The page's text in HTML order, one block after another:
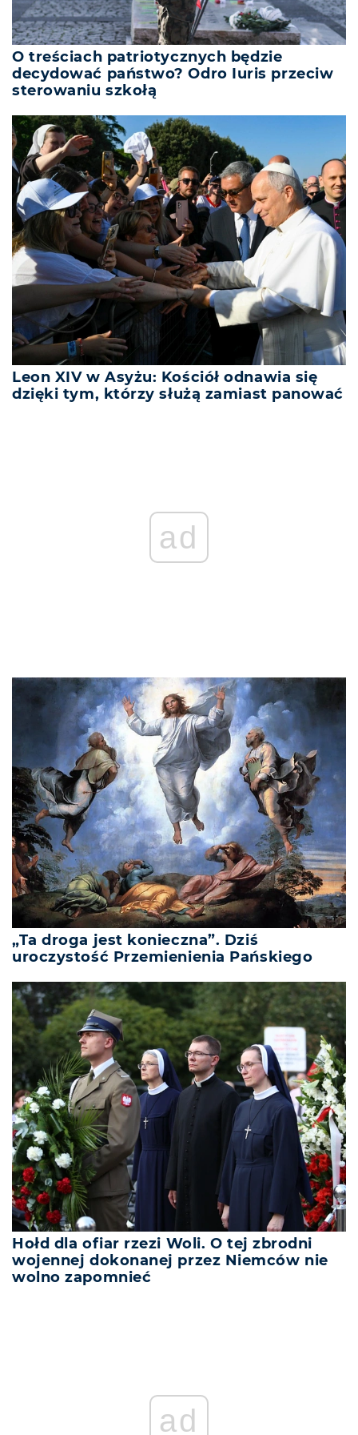
O treściach patriotycznych będzie
decydować państwo? Odro Iuris przeciw
sterowaniu szkołą
Leon XIV w Asyżu: Kościół odnawia się
dzięki tym, którzy służą zamiast panować
ad
„Ta droga jest konieczna”. Dziś
uroczystość Przemienienia Pańskiego
Hołd dla ofiar rzezi Woli. O tej zbrodni
wojennej dokonanej przez Niemców nie
wolno zapomnieć
ad